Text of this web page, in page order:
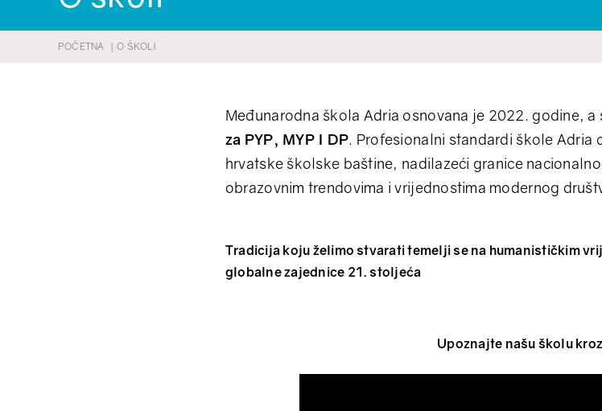
POČETNA O ŠKOLI
Međunarodna škola Adria osnovana je 2022. godine, a
za PYP, MYP I DP. Profesionalni standardi škole
hrvatske školske baštine, nadilazeći granice
obrazovnim trendovima i vrijednostima modernog
Tradicija koju želimo stvarati temelji se na humanističkim
globalne zajednice 21. stoljeća
Upoznajte našu školu